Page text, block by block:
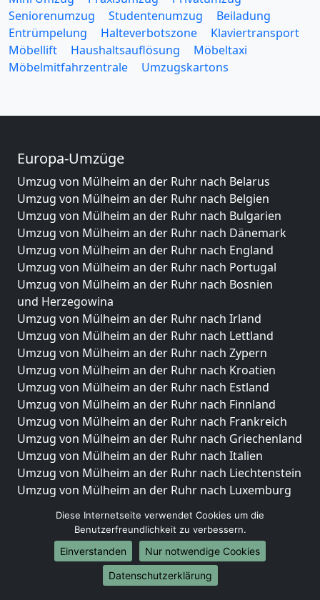
Seniorenumzug
Studentenumzug
Beiladung
Entrümpelung
Halteverbotszone
Klaviertransport
Möbellift
Haushaltsauflösung
Möbeltaxi
Möbelmitfahrzentrale
Umzugskartons
Europa-Umzüge
Umzug von Mülheim an der Ruhr nach Belarus
Umzug von Mülheim an der Ruhr nach Belgien
Umzug von Mülheim an der Ruhr nach Bulgarien
Umzug von Mülheim an der Ruhr nach Dänemark
Umzug von Mülheim an der Ruhr nach England
Umzug von Mülheim an der Ruhr nach Portugal
Umzug von Mülheim an der Ruhr nach Bosnien
und Herzegowina
Umzug von Mülheim an der Ruhr nach Irland
Umzug von Mülheim an der Ruhr nach Lettland
Umzug von Mülheim an der Ruhr nach Zypern
Umzug von Mülheim an der Ruhr nach Kroatien
Umzug von Mülheim an der Ruhr nach Estland
Umzug von Mülheim an der Ruhr nach Finnland
Umzug von Mülheim an der Ruhr nach Frankreich
Umzug von Mülheim an der Ruhr nach Griechenland
Umzug von Mülheim an der Ruhr nach Italien
Umzug von Mülheim an der Ruhr nach Liechtenstein
Umzug von Mülheim an der Ruhr nach Luxemburg
Umzug von Mülheim an der Ruhr nach Norwegen
Umzüge-Deutschlandweit
Umzug von Mülheim an der Ruhr nach Berlin
Diese Internetseite verwendet Cookies um die
Benutzerfreundlichkeit zu verbessern.
Einverstanden
Nur notwendige Cookies
Datenschutzerklärung